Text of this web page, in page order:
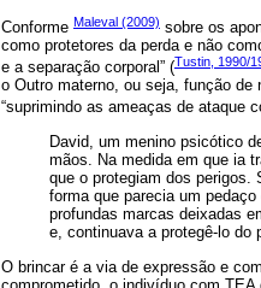
Conforme Maleval (2009) sobre os
como protetores da perda e não
e a separação corporal” (Tustin, 1990/
o Outro materno, ou seja, função de
“suprimindo as ameaças de ataque
David, um menino psicótico
mãos. Na medida em que ia
que o protegiam dos perigos.
forma que parecia um
profundas marcas deixadas
e, continuava a protegê-lo do
O brincar é a via de expressão e